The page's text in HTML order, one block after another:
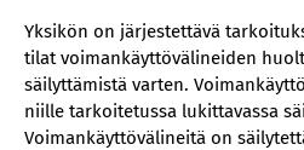
Yksikön on järjestettävä
tilat voimankäyttövälineiden
säilyttämistä varten.
niille tarkoitetussa lukittavassa
Voimankäyttövälineitä on